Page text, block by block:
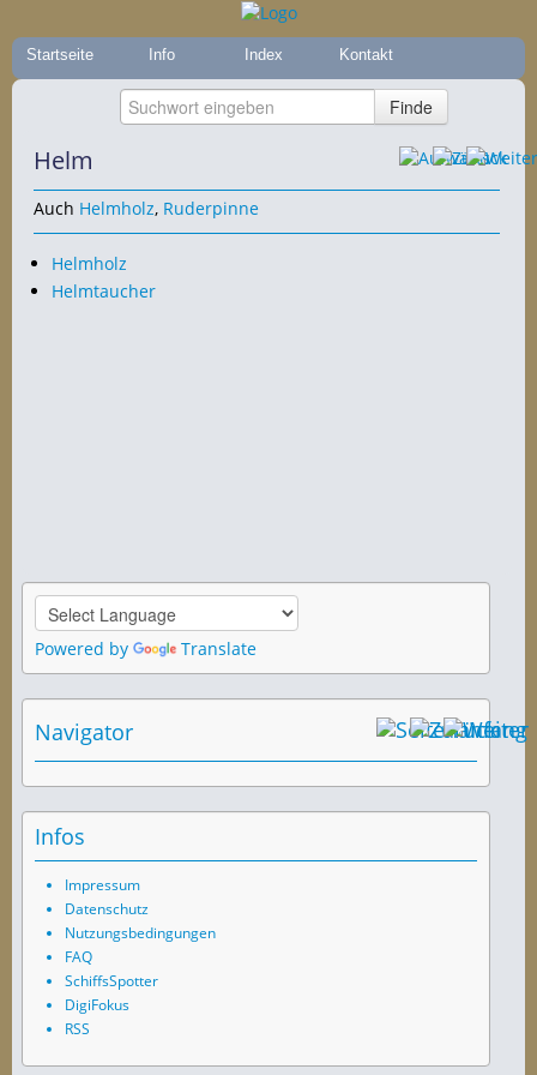
Startseite Info Index Kontakt
Helm
Auch Helmholz, Ruderpinne
Helmholz
Helmtaucher
Powered by Translate
Navigator
Infos
Impressum
Datenschutz
Nutzungsbedingungen
FAQ
SchiffsSpotter
DigiFokus
RSS